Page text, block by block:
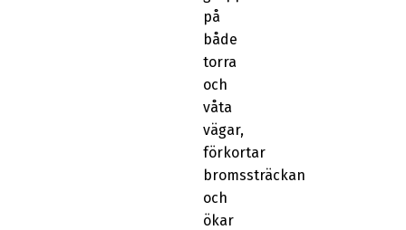
på
både
torra
och
våta
vägar,
förkortar
bromssträckan
och
ökar